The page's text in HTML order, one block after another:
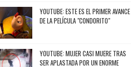
YOUTUBE: ESTE ES EL PRIMER AVANCE
DE LA PELÍCULA "CONDORITO"
YOUTUBE: MUJER CASI MUERE TRAS
SER APLASTADA POR UN ENORME